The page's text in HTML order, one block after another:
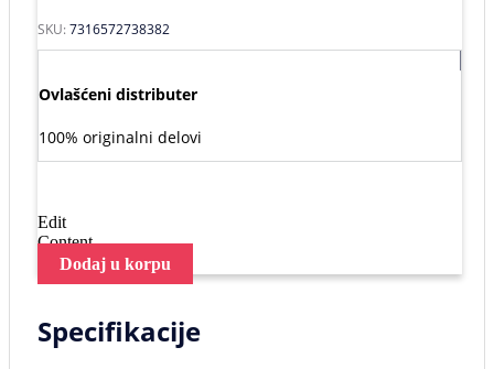
SKU:7316572738382
Ovlašćeni distributer
100% originalni delovi
Edit
Content
Dodaj u korpu
Specifikacije